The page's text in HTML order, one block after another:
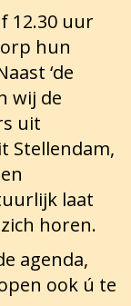
12.30 uur
hun
‘de
wij de
uit
Stellendam,
laat
horen.
agenda,
ook ú te